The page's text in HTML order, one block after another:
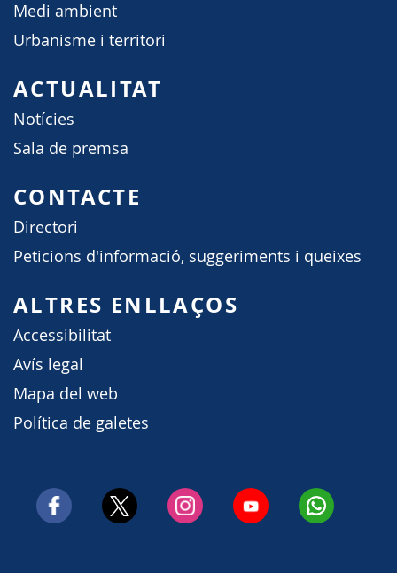
Medi ambient
Urbanisme i territori
ACTUALITAT
Notícies
Sala de premsa
CONTACTE
Directori
Peticions d'informació, suggeriments i queixes
ALTRES ENLLAÇOS
Accessibilitat
Avís legal
Mapa del web
Política de galetes